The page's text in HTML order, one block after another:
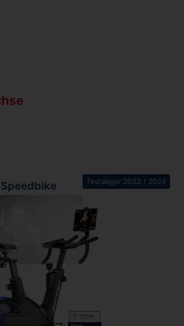
Testsieger 2023 / 2024